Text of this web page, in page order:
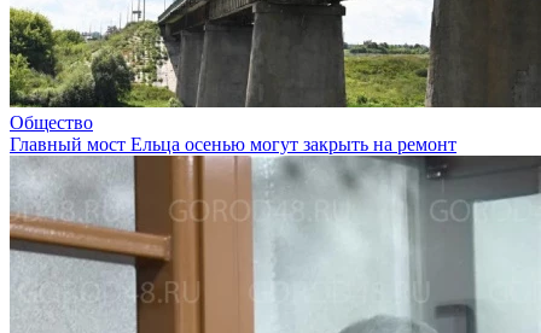
Общество
Главный мост Ельца осенью могут закрыть на ремонт